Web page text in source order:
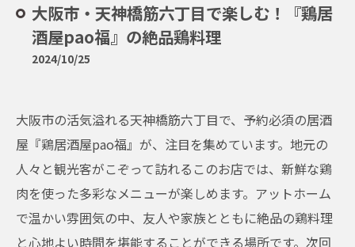
大阪市・天神橋筋六丁目で楽しむ！『鶏居
酒屋pao福』の絶品鶏料理
2024/10/25
大阪市の活気溢れる天神橋筋六丁目で、予約必須の居酒
屋『鶏居酒屋pao福』が、注目を集めています。地元の
人々と観光客がこぞって訪れるこのお店では、新鮮な鶏
肉を使った多彩なメニューが楽しめます。アットホーム
で温かい雰囲気の中、友人や家族とともに絶品の鶏料理
と心地よい時間を堪能することができる場所です。次回